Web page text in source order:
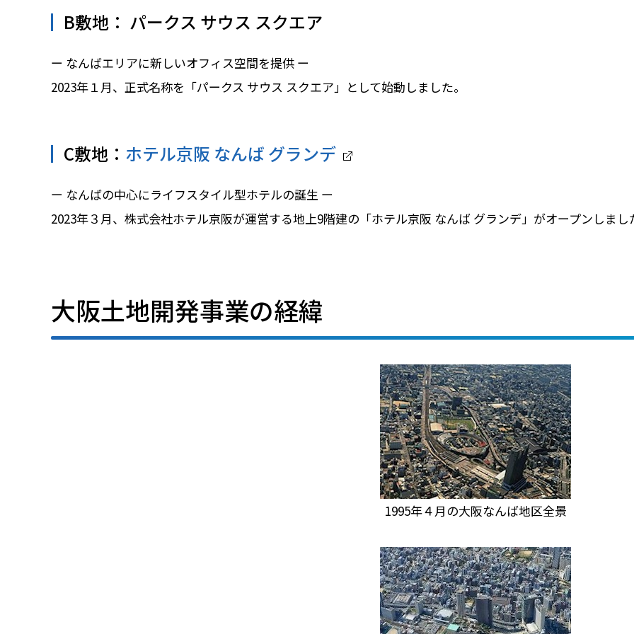
B敷地： パークス サウス スクエア
ー なんばエリアに新しいオフィス空間を提供 ー
2023年１月、正式名称を「パークス サウス スクエア」として始動しました。
C敷地： ホテル京阪 なんば グランデ
ー なんばの中心にライフスタイル型ホテルの誕生 ー
2023年３月、株式会社ホテル京阪が運営する地上9階建の「ホテル京阪 なんば グランデ」がオープンしまし
大阪土地開発事業の経緯
1995年４月の大阪なんば地区全景